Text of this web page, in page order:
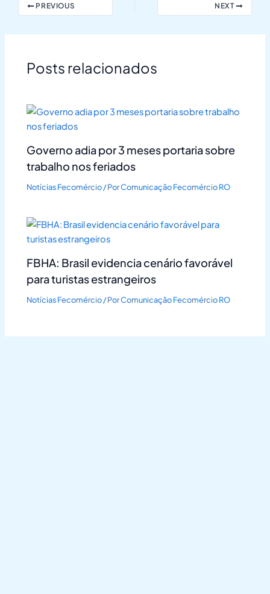
PREVIOUS NEXT
Posts relacionados
Governo adia por 3 meses portaria sobre
trabalho nos feriados
Notícias Fecomércio/ PorComunicação Fecomércio RO
FBHA: Brasil evidencia cenário favorável
para turistas estrangeiros
Notícias Fecomércio/ PorComunicação Fecomércio RO